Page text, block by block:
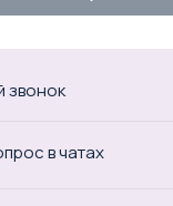
звонок
в чатах